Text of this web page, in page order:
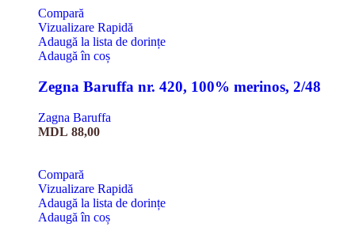
Compară
Vizualizare Rapidă
Adaugă la lista de dorințe
Adaugă în coș
Zegna Baruffa nr. 420, 100% merinos, 2/48
Zagna Baruffa
MDL 88,00
Compară
Vizualizare Rapidă
Adaugă la lista de dorințe
Adaugă în coș